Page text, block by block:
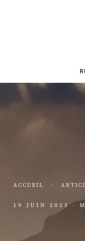
ACCUEIL ·
19 JUIN 2025 ·